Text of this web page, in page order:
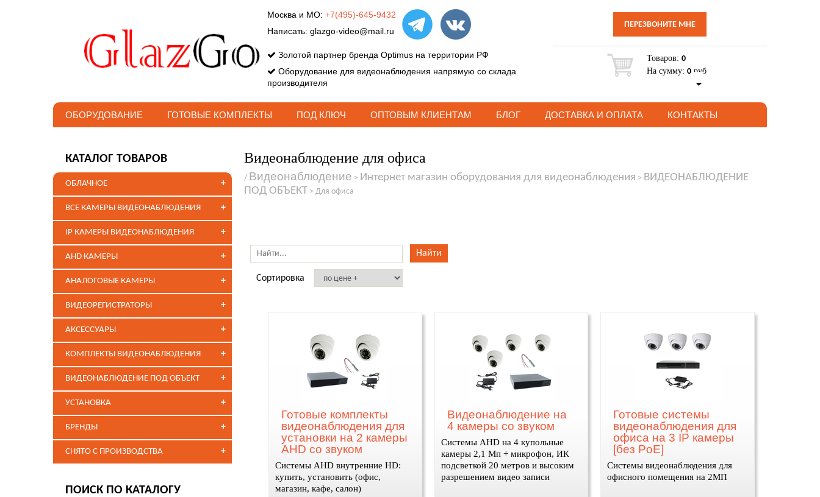
Москва и МО: +7(495)-645-9432
Написать: glazgo-video@mail.ru
Золотой партнер бренда Optimus на территории РФ
Оборудование для видеонаблюдения напрямую со склада
производителя
ПЕРЕЗВОНИТЕ МНЕ
Товаров: 0
На сумму: 0 руб
ОБОРУДОВАНИЕ ГОТОВЫЕ КОМПЛЕКТЫ ПОД КЛЮЧ ОПТОВЫМ КЛИЕНТАМ БЛОГ ДОСТАВКА И ОПЛАТА КОНТАКТЫ
Видеонаблюдение для офиса
/ Видеонаблюдение > Интернет магазин оборудования для видеонаблюдения > ВИДЕОНАБЛЮДЕНИЕ
ПОД ОБЪЕКТ > Для офиса
Сортировка
Готовые комплекты
видеонаблюдения для
установки на 2 камеры
AHD со звуком
Системы AHD внутренние HD:
купить, установить (офис,
магазин, кафе, салон)
Видеонаблюдение на
4 камеры со звуком
Системы AHD на 4 купольные
камеры 2,1 Мп + микрофон, ИК
подсветкой 20 метров и высоким
разрешением видео записи
Готовые системы
видеонаблюдения для
офиса на 3 IP камеры
[без PoE]
Системы видеонаблюдения для
офисного помещения на 2МП
КАТАЛОГ ТОВАРОВ
+
ОБЛАЧНОЕ
+
ВСЕ КАМЕРЫ ВИДЕОНАБЛЮДЕНИЯ
+
IP КАМЕРЫ ВИДЕОНАБЛЮДЕНИЯ
+
AHD КАМЕРЫ
+
АНАЛОГОВЫЕ КАМЕРЫ
+
ВИДЕОРЕГИСТРАТОРЫ
+
АКСЕССУАРЫ
+
КОМПЛЕКТЫ ВИДЕОНАБЛЮДЕНИЯ
+
ВИДЕОНАБЛЮДЕНИЕ ПОД ОБЪЕКТ
+
УСТАНОВКА
+
БРЕНДЫ
+
СНЯТО С ПРОИЗВОДСТВА
ПОИСК ПО КАТАЛОГУ